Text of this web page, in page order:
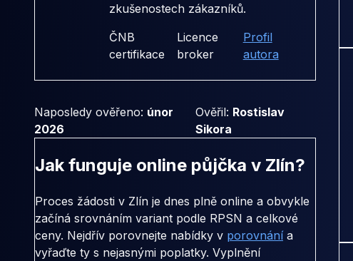
zkušenostech zákazníků.
ČNB
certifikace
Licence
broker
Profil
autora
Naposledy ověřeno: únor
2026
Ověřil: Rostislav
Sikora
Jak funguje online půjčka v Zlín?
Proces žádosti v Zlín je dnes plně online a obvykle
začíná srovnáním variant podle RPSN a celkové
ceny. Nejdřív porovnejte nabídky v porovnánía
vyřaďte ty s nejasnými poplatky. Vyplnění